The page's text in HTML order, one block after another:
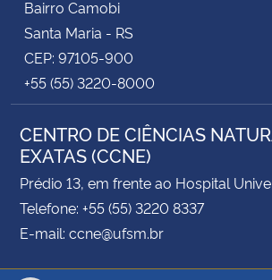
Bairro Camobi
Santa Maria - RS
CEP: 97105-900
+55 (55) 3220-8000
CENTRO DE CIÊNCIAS
EXATAS (CCNE)
Prédio 13, em frente ao Hospital
Telefone: +55 (55) 3220 8337
E-mail: ccne@ufsm.br